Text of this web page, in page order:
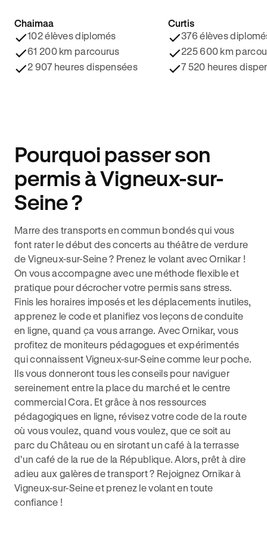
4.8/5 ⭐️
Chaimaa
102 élèves diplomés
61 200 km parcourus
2 907 heures dispensées
4.9/5 ⭐️
Curtis
376 élèves
225 600 km
7 520 heures
Pourquoi passer son
permis à Vigneux-sur-
Seine ?
Marre des transports en commun bondés qui vous
font rater le début des concerts au théâtre de verdure
de Vigneux-sur-Seine ? Prenez le volant avec Ornikar !
On vous accompagne avec une méthode flexible et
pratique pour décrocher votre permis sans stress.
Finis les horaires imposés et les déplacements inutiles,
apprenez le code et planifiez vos leçons de conduite
en ligne, quand ça vous arrange. Avec Ornikar, vous
profitez de moniteurs pédagogues et expérimentés
qui connaissent Vigneux-sur-Seine comme leur poche.
Ils vous donneront tous les conseils pour naviguer
sereinement entre la place du marché et le centre
commercial Cora. Et grâce à nos ressources
pédagogiques en ligne, révisez votre code de la route
où vous voulez, quand vous voulez, que ce soit au
parc du Château ou en sirotant un café à la terrasse
d'un café de la rue de la République. Alors, prêt à dire
adieu aux galères de transport ? Rejoignez Ornikar à
Vigneux-sur-Seine et prenez le volant en toute
confiance !